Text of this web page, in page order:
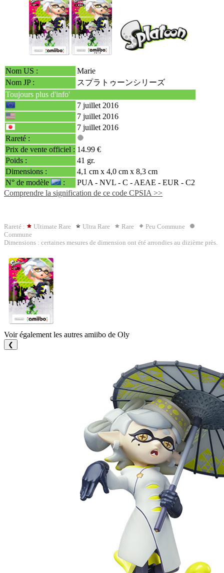
Nom US :
Marie
Nom JP :
スプラトゥーンシリーズ
Toujours plus d'info'
7 juillet 2016
7 juillet 2016
7 juillet 2016
Rareté :
Prix de vente officiel : 14.99 €
Poids :
41 gr.
Dimensions :
4,1 cm x 4,0 cm x 8,3 cm
N° de modèle
: PUA - NVL - C - AEAE - EUR - C2
Comprendre la signification de ce code CPSIA >>
Rareté : Ultimate Rare Ultra Rare Rare
Peu Commune
Commune
Dimensions : certaines mesures de dimension ont été arrondies au dizième près.
Voir également les autres amiibo de Oly
❮